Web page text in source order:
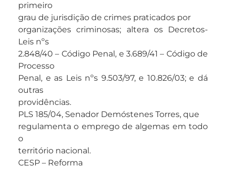
primeiro
grau de jurisdição de crimes praticados por
organizações criminosas; altera os Decretos-
Leis nºs
2.848/40 – Código Penal, e 3.689/41 – Código de
Processo
Penal, e as Leis nºs 9.503/97, e 10.826/03; e dá
outras
providências.
PLS 185/04, Senador Demóstenes Torres, que
regulamenta o emprego de algemas em todo
o
território nacional.
CESP – Reforma